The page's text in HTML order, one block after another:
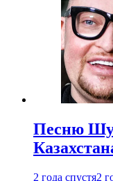
Песню
2 года спустя2